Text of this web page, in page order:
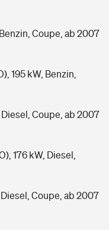
deine Kids
Coupe, ab 2007
195 kW, Benzin,
Diesel, Coupe, ab 2007
176 kW, Diesel,
Coupe, ab 2007